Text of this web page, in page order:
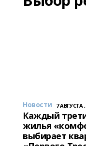
Новости 7 АВГУСТА ,
Каждый
жилья
выбирает